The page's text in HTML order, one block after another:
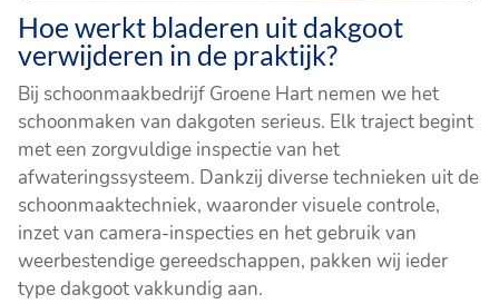
Hoe werkt bladeren uit dakgoot
verwijderen in de praktijk?
Bij schoonmaakbedrijf Groene Hart nemen we het
schoonmaken van dakgoten serieus. Elk traject begint
met een zorgvuldige inspectie van het
afwateringssysteem. Dankzij diverse technieken uit de
schoonmaaktechniek, waaronder visuele controle,
inzet van camera-inspecties en het gebruik van
weerbestendige gereedschappen, pakken wij ieder
type dakgoot vakkundig aan.